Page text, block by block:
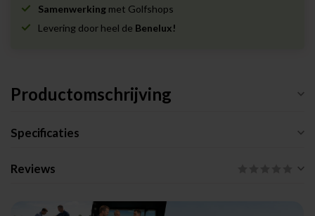
Samenwerking met Golfshops
Levering door heel de Benelux!
Productomschrijving
Specificaties
Reviews